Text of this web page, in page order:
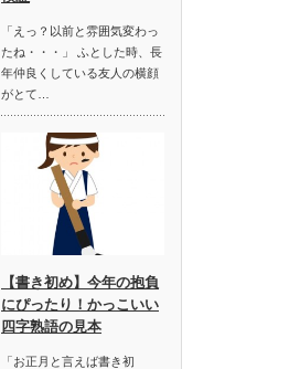
「えっ？以前と雰囲気変わっ
たね・・・」 ふとした時、長
年仲良くしている友人の横顔
がとて…
【書き初め】今年の抱負
にぴったり！かっこいい
四字熟語の見本
「お正月と言えば書き初